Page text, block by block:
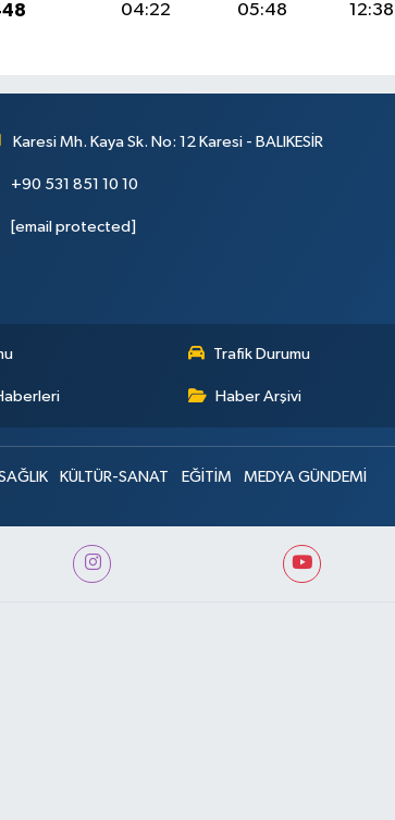
04:22 05:48 12:38
Karesi Mh. Kaya Sk. No: 12 Karesi - BALIKESİR
+90 531 851 10 10
[email protected]
Trafik Durumu
Haber Arşivi
KÜLTÜR-SANAT EĞİTİM MEDYA GÜNDEMİ